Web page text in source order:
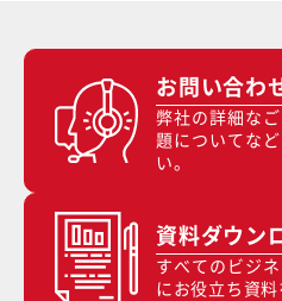
お問い合わ
弊社の詳細な
題についてな
い。
資料ダウン
すべてのビジ
にお役立ち資料